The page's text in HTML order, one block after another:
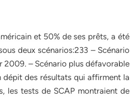
et 50% de ses prêts, a été
deux scénarios:233 – Scénario
2009. – Scénario plus défavorable
dépit des résultats qui affirment la
les tests de SCAP montraient de